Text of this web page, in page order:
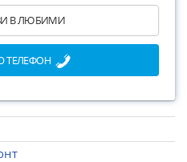
В ЛЮБИМИ
ТЕЛЕФОН